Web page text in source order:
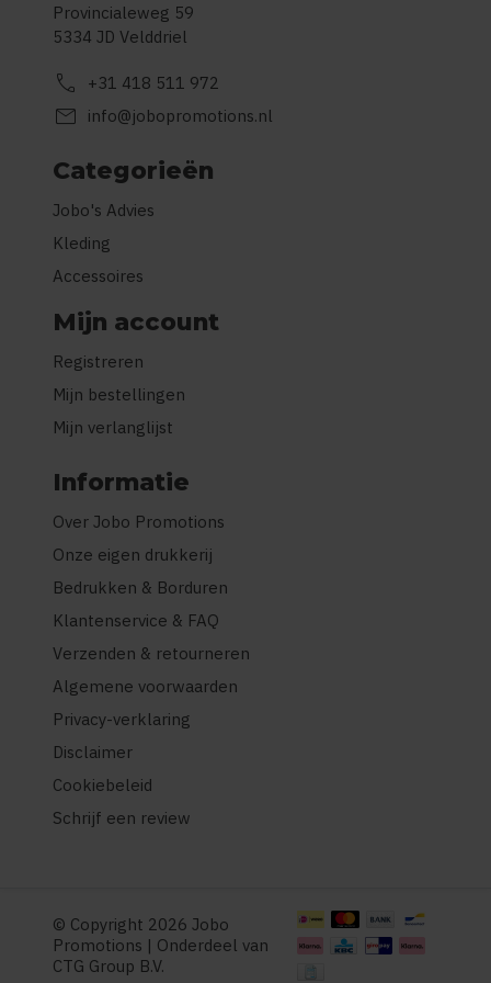
Provincialeweg 59
5334 JD Velddriel
call +31 418 511 972
mail info@jobopromotions.nl
Categorieën
Jobo's Advies
Kleding
Accessoires
Mijn account
Registreren
Mijn bestellingen
Mijn verlanglijst
Informatie
Over Jobo Promotions
Onze eigen drukkerij
Bedrukken & Borduren
Klantenservice & FAQ
Verzenden & retourneren
Algemene voorwaarden
Privacy-verklaring
Disclaimer
Cookiebeleid
Schrijf een review
© Copyright 2026 Jobo
Promotions | Onderdeel van
CTG Group B.V.